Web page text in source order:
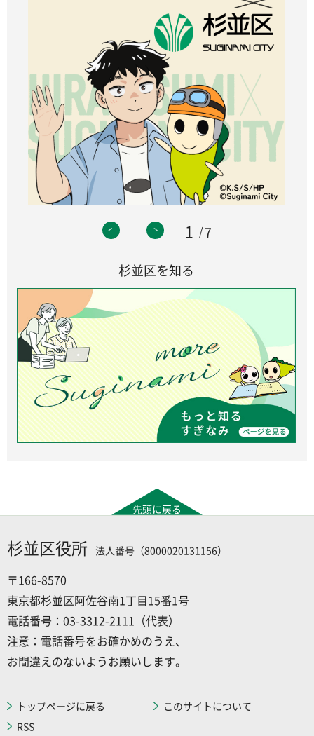
1
7
杉並区を知る
先頭に戻る
杉並区役所 法人番号（8000020131156）
〒166-8570
東京都杉並区阿佐谷南1丁目15番1号
電話番号：03-3312-2111（代表）
注意：電話番号をお確かめのうえ、
お間違えのないようお願いします。
トップページに戻る
このサイトについて
RSS